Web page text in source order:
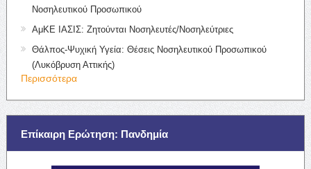
Νοσηλευτικού Προσωπικού
ΑμΚΕ ΙΑΣΙΣ: Ζητούνται Νοσηλευτές/Νοσηλεύτριες
Θάλπος-Ψυχική Υγεία: Θέσεις Νοσηλευτικού Προσωπικού
(Λυκόβρυση Αττικής)
Περισσότερα
Επίκαιρη Ερώτηση: Πανδημία